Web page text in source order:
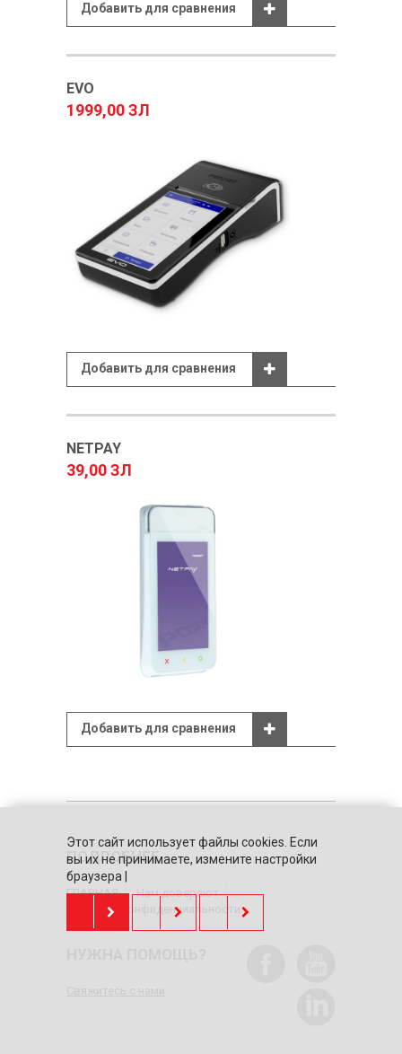
Добавить для сравнения
EVO
1999,00 ЗЛ
Добавить для сравнения
NETPAY
39,00 ЗЛ
Добавить для сравнения
ПОДРОБНЕЕ
ГЛАВНАЯ
Нам доверяют
политика конфиденциальности
Этот сайт использует файлы cookies. Если
вы их не принимаете, измените настройки
браузера |